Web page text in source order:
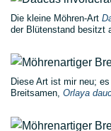
Die kleine Möhren-Art
der Blütenstand besitzt
Diese Art ist mir neu;
Breitsamen, Orlaya